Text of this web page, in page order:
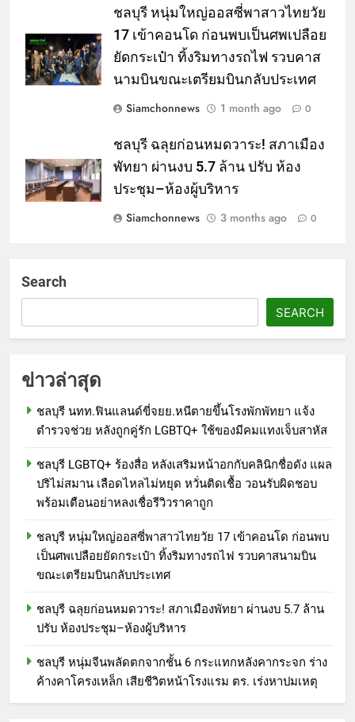
ชลบุรี หนุ่มใหญ่ออสซี่พาสาวไทยวัย
17 เข้าคอนโด ก่อนพบเป็นศพเปลือย
ยัดกระเป๋า ทิ้งริมทางรถไฟ รวบคาส
นามบินขณะเตรียมบินกลับประเทศ
Siamchonnews
1 month ago 0
ชลบุรี ฉลุยก่อนหมดวาระ! สภาเมือง
พัทยา ผ่านงบ 5.7 ล้าน ปรับ ห้อง
ประชุม–ห้องผู้บริหาร
Siamchonnews
3 months ago 0
Search
SEARCH
ข่าวล่าสุด
ชลบุรี นทท.ฟินแลนด์ขี่จยย.หนีตายขึ้นโรงพักพัทยา แจ้ง
ตำรวจช่วย หลังถูกคู่รัก LGBTQ+ ใช้ของมีคมแทงเจ็บสาหัส
ชลบุรี LGBTQ+ ร้องสื่อ หลังเสริมหน้าอกกับคลินิกชื่อดัง แผล
ปริไม่สมาน เลือดไหลไม่หยุด หวั่นติดเชื้อ วอนรับผิดชอบ
พร้อมเตือนอย่าหลงเชื่อรีวิวราคาถูก
ชลบุรี หนุ่มใหญ่ออสซี่พาสาวไทยวัย 17 เข้าคอนโด ก่อนพบ
เป็นศพเปลือยยัดกระเป๋า ทิ้งริมทางรถไฟ รวบคาสนามบิน
ขณะเตรียมบินกลับประเทศ
ชลบุรี ฉลุยก่อนหมดวาระ! สภาเมืองพัทยา ผ่านงบ 5.7 ล้าน
ปรับ ห้องประชุม–ห้องผู้บริหาร
ชลบุรี หนุ่มจีนพลัดตกจากชั้น 6 กระแทกหลังคากระจก ร่าง
ค้างคาโครงเหล็ก เสียชีวิตหน้าโรงแรม ตร. เร่งหาปมเหตุ